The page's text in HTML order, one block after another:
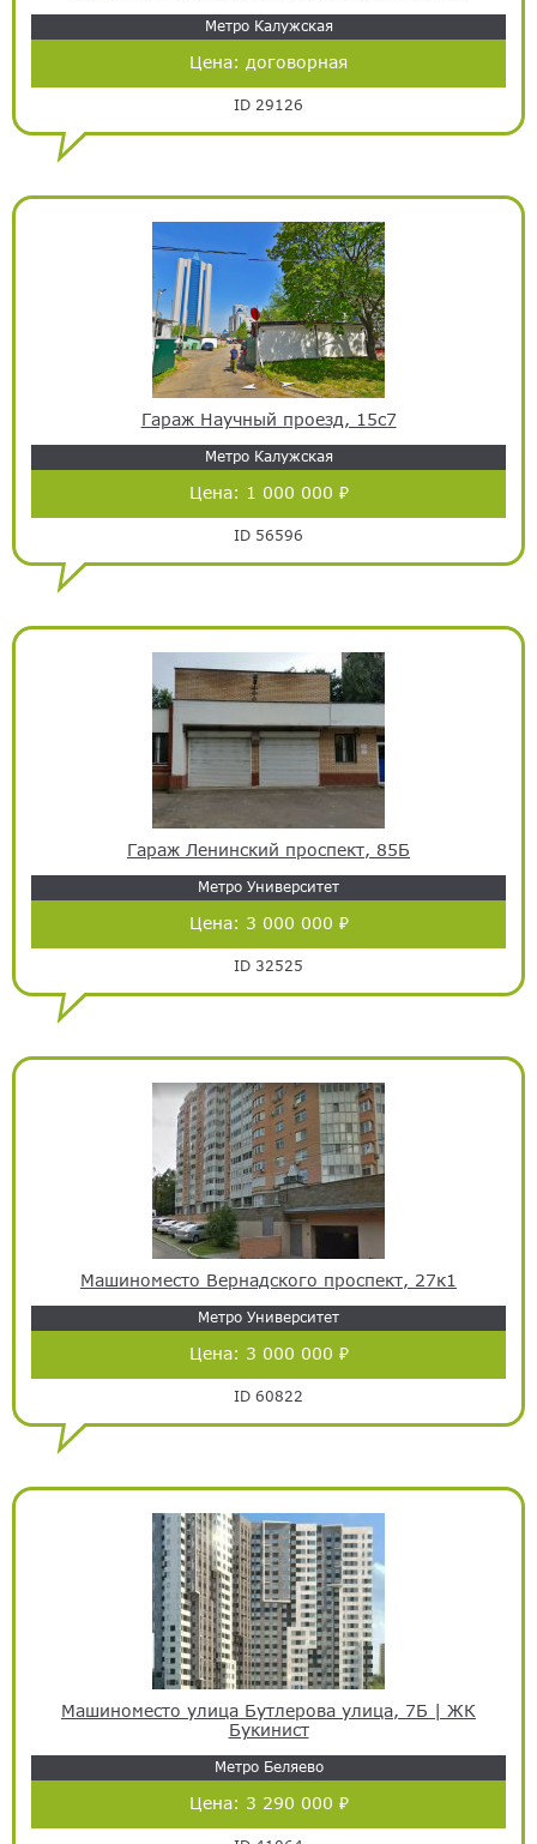
Метро Калужская
Цена: договорная
ID 29126
Гараж Научный проезд, 15с7
Метро Калужская
Цена: 1 000 000 ₽
ID 56596
Гараж Ленинский проспект, 85Б
Метро Университет
Цена: 3 000 000 ₽
ID 32525
Машиноместо Вернадского проспект, 27к1
Метро Университет
Цена: 3 000 000 ₽
ID 60822
Машиноместо улица Бутлерова улица, 7Б | ЖК
Букинист
Метро Беляево
Цена: 3 290 000 ₽